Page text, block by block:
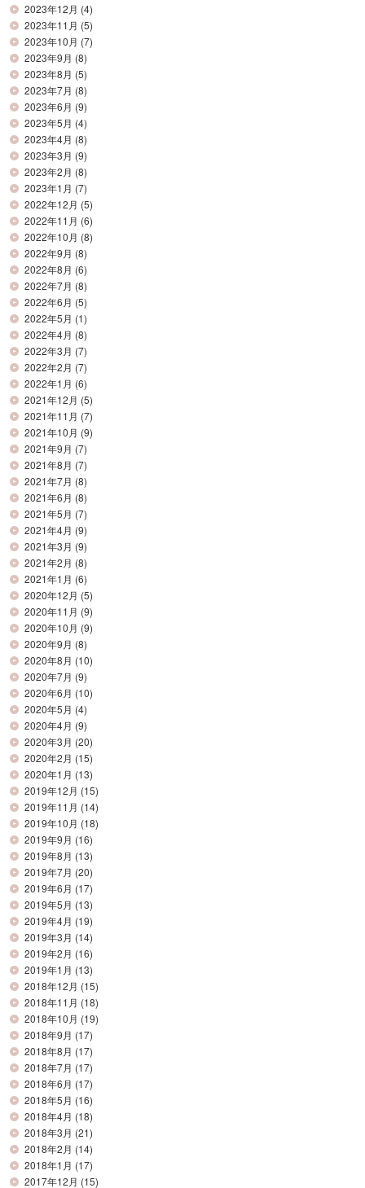
2023年12月 (4)
2023年11月 (5)
2023年10月 (7)
2023年9月 (8)
2023年8月 (5)
2023年7月 (8)
2023年6月 (9)
2023年5月 (4)
2023年4月 (8)
2023年3月 (9)
2023年2月 (8)
2023年1月 (7)
2022年12月 (5)
2022年11月 (6)
2022年10月 (8)
2022年9月 (8)
2022年8月 (6)
2022年7月 (8)
2022年6月 (5)
2022年5月 (1)
2022年4月 (8)
2022年3月 (7)
2022年2月 (7)
2022年1月 (6)
2021年12月 (5)
2021年11月 (7)
2021年10月 (9)
2021年9月 (7)
2021年8月 (7)
2021年7月 (8)
2021年6月 (8)
2021年5月 (7)
2021年4月 (9)
2021年3月 (9)
2021年2月 (8)
2021年1月 (6)
2020年12月 (5)
2020年11月 (9)
2020年10月 (9)
2020年9月 (8)
2020年8月 (10)
2020年7月 (9)
2020年6月 (10)
2020年5月 (4)
2020年4月 (9)
2020年3月 (20)
2020年2月 (15)
2020年1月 (13)
2019年12月 (15)
2019年11月 (14)
2019年10月 (18)
2019年9月 (16)
2019年8月 (13)
2019年7月 (20)
2019年6月 (17)
2019年5月 (13)
2019年4月 (19)
2019年3月 (14)
2019年2月 (16)
2019年1月 (13)
2018年12月 (15)
2018年11月 (18)
2018年10月 (19)
2018年9月 (17)
2018年8月 (17)
2018年7月 (17)
2018年6月 (17)
2018年5月 (16)
2018年4月 (18)
2018年3月 (21)
2018年2月 (14)
2018年1月 (17)
2017年12月 (15)